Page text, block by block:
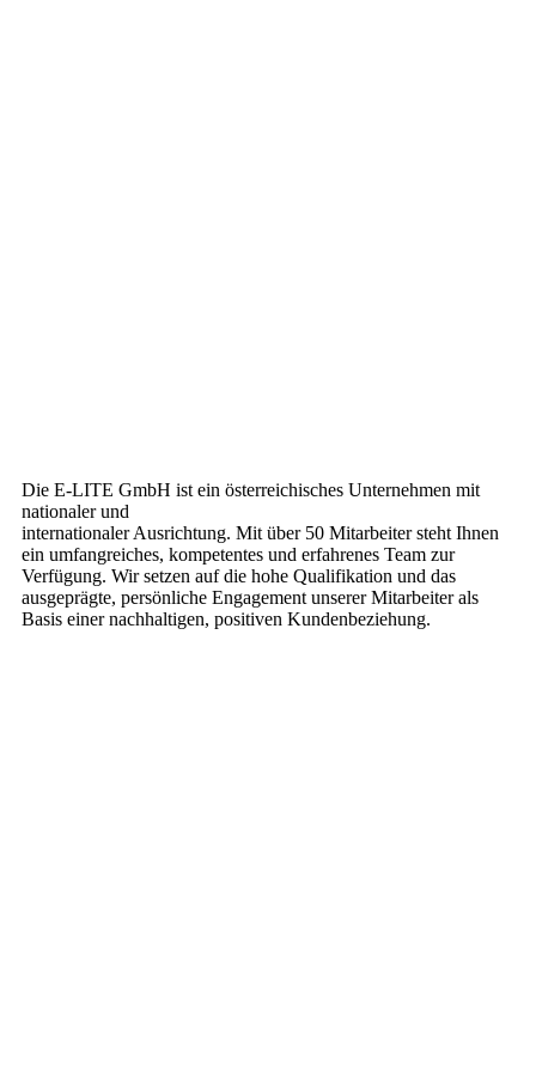
Die E-LITE GmbH ist ein österreichisches Unternehmen mit
nationaler und
internationaler Ausrichtung. Mit über 50 Mitarbeiter steht Ihnen
ein umfangreiches, kompetentes und erfahrenes Team zur
Verfügung. Wir setzen auf die hohe Qualifikation und das
ausgeprägte, persönliche Engagement unserer Mitarbeiter als
Basis einer nachhaltigen, positiven Kundenbeziehung.